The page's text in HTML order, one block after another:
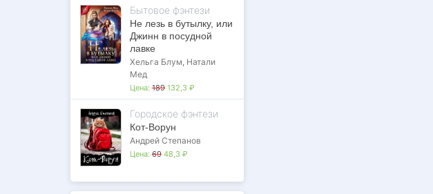
Бытовое фэнтези
Не лезь в бутылку, или
Джинн в посудной
лавке
Хельга Блум, Натали
Мед
Цена: 189 132,3 ₽
Городское фэнтези
Кот-Ворун
Андрей Степанов
Цена: 69 48,3 ₽